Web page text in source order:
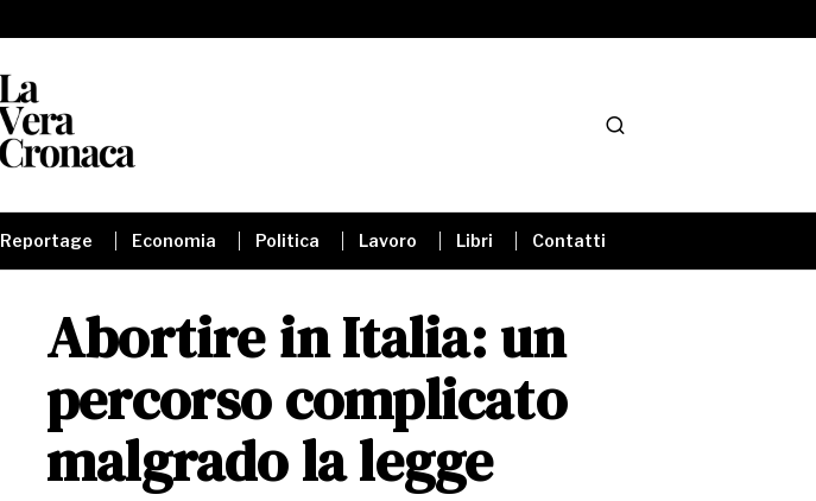
Reportage Economia Politica Lavoro Libri Contatti
Abortire in Italia: un
percorso complicato
malgrado la legge